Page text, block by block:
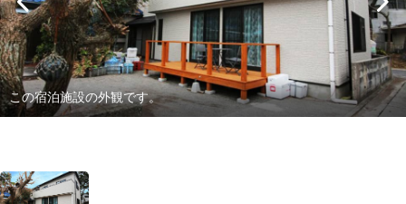
この宿泊施設の外観です。